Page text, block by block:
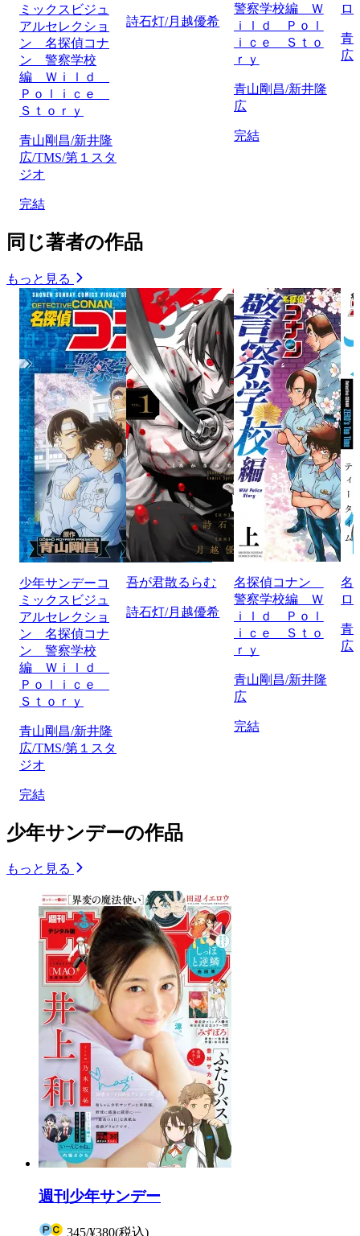
ミックスビジュ
アルセレクショ
ン 名探偵コナ
ン 警察学校
編 Ｗｉｌｄ
Ｐｏｌｉｃｅ
Ｓｔｏｒｙ
青山剛昌/新井隆
広/TMS/第１スタ
ジオ
完結
詩石灯/月越優希
警察学校編 Ｗ
ｉｌｄ Ｐｏｌ
ｉｃｅ Ｓｔｏ
ｒｙ
青山剛昌/新井隆
広
完結
ロ
青
広
同じ著者の作品
もっと見る
少年サンデーコ
ミックスビジュ
アルセレクショ
ン 名探偵コナ
ン 警察学校
編 Ｗｉｌｄ
Ｐｏｌｉｃｅ
Ｓｔｏｒｙ
青山剛昌/新井隆
広/TMS/第１スタ
ジオ
完結
吾が君散るらむ
詩石灯/月越優希
名探偵コナン
警察学校編 Ｗ
ｉｌｄ Ｐｏｌ
ｉｃｅ Ｓｔｏ
ｒｙ
青山剛昌/新井隆
広
完結
名
ロ
青
広
少年サンデーの作品
もっと見る
週刊少年サンデー
345/¥380(税込)